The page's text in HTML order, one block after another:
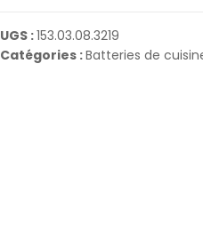
UGS :153.03.08.3219
Catégories :Batteries de